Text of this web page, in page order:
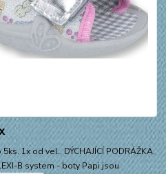
1x od vel., DÝCHAJÍCÍ PODRÁŽKA,
B system - boty Papi jsou